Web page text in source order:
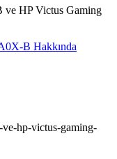
HP Victus Gaming
B Hakkında
hp-victus-gaming-